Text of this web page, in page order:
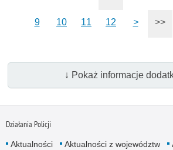
9 10 11 12 > >>
↓ Pokaż informacje
Działania Policji
Aktualności Aktualności z województw